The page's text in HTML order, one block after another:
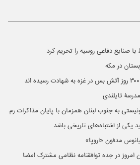
در مکه
به جنوب لبنان همزمان با پایان مذاکرات رم
یکی از اشتباه‌های تاریخی باشد
مدفون «اروپا»
امروز در جده توافقنامه نظامی مشترک امضا